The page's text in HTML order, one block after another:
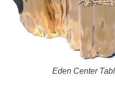
Eden Center